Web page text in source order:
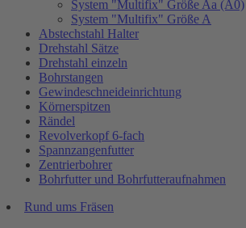
System "Multifix" Größe Aa (A0)
System "Multifix" Größe A
Abstechstahl Halter
Drehstahl Sätze
Drehstahl einzeln
Bohrstangen
Gewindeschneideinrichtung
Körnerspitzen
Rändel
Revolverkopf 6-fach
Spannzangenfutter
Zentrierbohrer
Bohrfutter und Bohrfutteraufnahmen
Rund ums Fräsen